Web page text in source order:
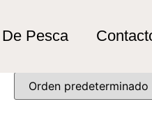
Pesca